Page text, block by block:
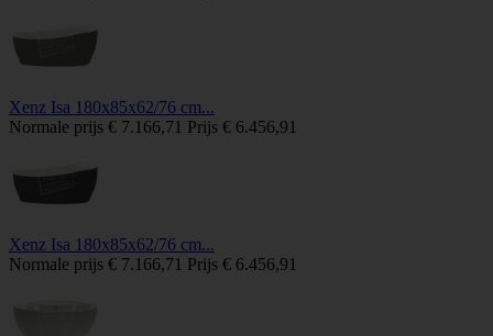
Xenz Isa 180x85x62/76 cm...
Normale prijs € 7.166,71 Prijs € 6.456,91
Xenz Isa 180x85x62/76 cm...
Normale prijs € 7.166,71 Prijs € 6.456,91